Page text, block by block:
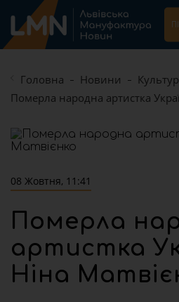
Головна Новини
Померла народна артистка
08 Жовтня, 11:41
Померла
артистка
Ніна